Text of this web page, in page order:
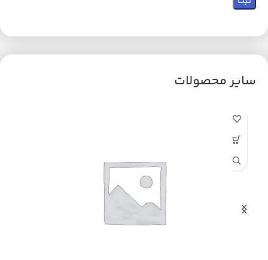
سایر محصولات